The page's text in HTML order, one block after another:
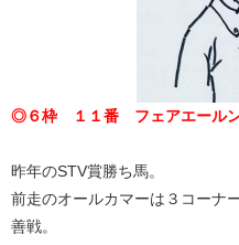
◎６枠 １１番 フェアエール
昨年のSTV賞勝ち馬。
前走のオールカマーは３コーナ
善戦。